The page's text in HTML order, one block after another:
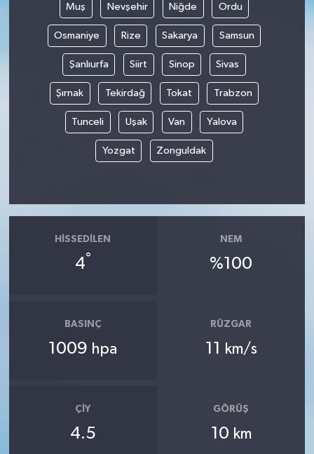
Muş Nevşehir Niğde Ordu
Osmaniye Rize Sakarya Samsun
Şanlıurfa Siirt Sinop Sivas
Şırnak Tekirdağ Tokat Trabzon
Tunceli Uşak Van Yalova
Yozgat Zonguldak
HISSEDILEN
4°
NEM
%100
BASINÇ
1009 hpa
RÜZGAR
11 km/s
ÇIY
4.5
GÖRÜŞ
10 km